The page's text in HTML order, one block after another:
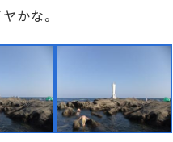
かな。